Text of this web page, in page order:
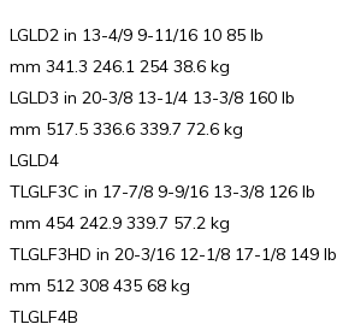
LGLD2 in 13-4/9 9-11/16 10 85 lb
mm 341.3 246.1 254 38.6 kg
LGLD3 in 20-3/8 13-1/4 13-3/8 160 lb
mm 517.5 336.6 339.7 72.6 kg
LGLD4
TLGLF3C in 17-7/8 9-9/16 13-3/8 126 lb
mm 454 242.9 339.7 57.2 kg
TLGLF3HD in 20-3/16 12-1/8 17-1/8 149 lb
mm 512 308 435 68 kg
TLGLF4B